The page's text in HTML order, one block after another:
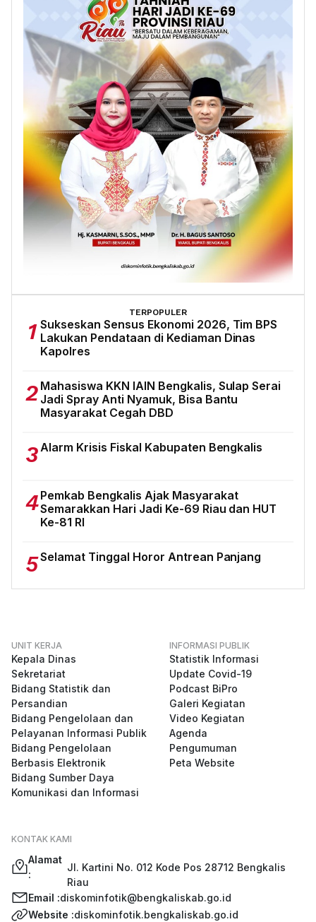
TERPOPULER
1 Sukseskan Sensus Ekonomi 2026, Tim BPS
Lakukan Pendataan di Kediaman Dinas
Kapolres
2 Mahasiswa KKN IAIN Bengkalis, Sulap Serai
Jadi Spray Anti Nyamuk, Bisa Bantu
Masyarakat Cegah DBD
3 Alarm Krisis Fiskal Kabupaten Bengkalis
4Pemkab Bengkalis Ajak Masyarakat
Semarakkan Hari Jadi Ke-69 Riau dan HUT
Ke-81 RI
5Selamat Tinggal Horor Antrean Panjang
UNIT KERJA
Kepala Dinas
Sekretariat
Bidang Statistik dan
Persandian
Bidang Pengelolaan dan
Pelayanan Informasi Publik
Bidang Pengelolaan
Berbasis Elektronik
Bidang Sumber Daya
Komunikasi dan Informasi
INFORMASI PUBLIK
Statistik Informasi
Update Covid-19
Podcast BiPro
Galeri Kegiatan
Video Kegiatan
Agenda
Pengumuman
Peta Website
KONTAK KAMI
Alamat
:
Jl. Kartini No. 012 Kode Pos 28712 Bengkalis
Riau
Email :diskominfotik@bengkaliskab.go.id
Website :diskominfotik.bengkaliskab.go.id